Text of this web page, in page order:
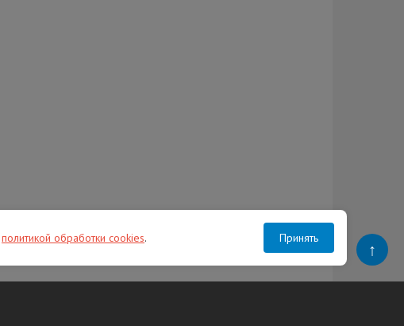
политикой обработки cookies. Принять
↑